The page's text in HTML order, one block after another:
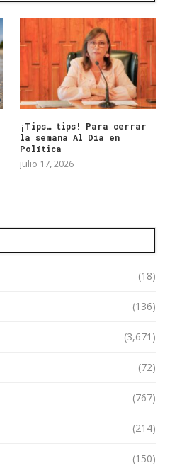
¡Tips… tips! Para cerrar
la semana Al Día en
Política
julio 17, 2026
(18)
(136)
(3,671)
(72)
(767)
(214)
(150)